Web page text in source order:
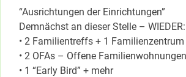
“Ausrichtungen der Einrichtungen”
Demnächst an dieser Stelle – WIEDER:
• 2 Familientreffs + 1 Familienzentrum
• 2 OFAs – Offene Familienwohnungen
• 1 “Early Bird” + mehr